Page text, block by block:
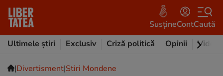
SusțineContCaută
Ultimele știri
Exclusiv Criză politică Opinii Video
|Divertisment|Stiri Mondene